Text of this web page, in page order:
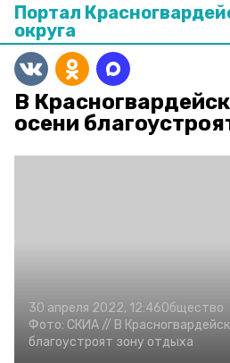
Портал
округа
В
осени
30 апреля 2022, 12:46Общество
Фото: СКИА // В
благоустроят зону отдыха